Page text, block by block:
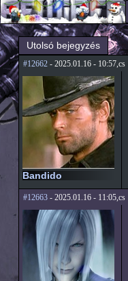
Főmenü
Jelenlegi hely
Utolsó bejegyzés
#12662- 2025.01.16 - 10:57,cs
Bandido
#12663- 2025.01.16 - 11:05,cs